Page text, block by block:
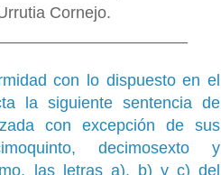
Cornejo.
con lo dispuesto en el
la siguiente sentencia de
con excepción de sus
decimosexto y
las letras a), b) y c) del